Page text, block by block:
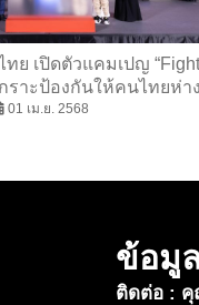
ทย เปิดตัวแคมเปญ “Fight
กราะป้องกันให้คนไทยห่าง
ดออก ตอกย้ำคำมั่นสัญญา
01 เม.ย. 2568
ข้อมู
ติดต่อ :